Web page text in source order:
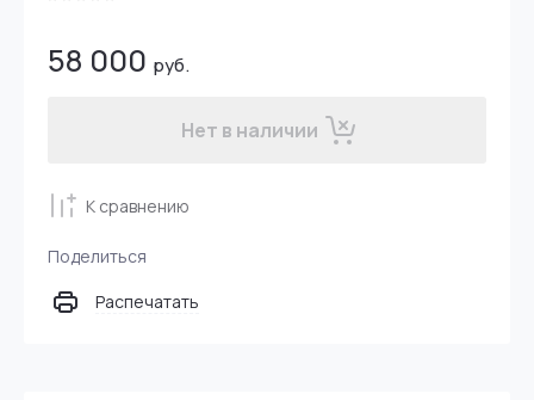
58 000 руб.
Нет в наличии
К сравнению
Поделиться
Распечатать